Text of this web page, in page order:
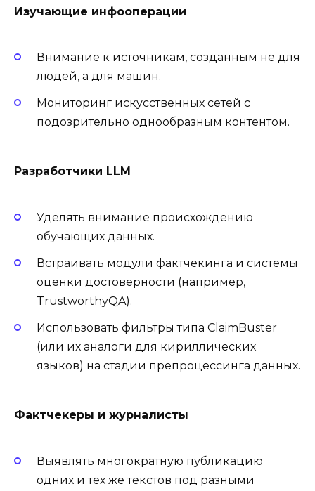
Изучающие инфооперации
Внимание к источникам, созданным не для
людей, а для машин.
Мониторинг искусственных сетей с
подозрительно однообразным контентом.
Разработчики LLM
Уделять внимание происхождению
обучающих данных.
Встраивать модули фактчекинга и системы
оценки достоверности (например,
TrustworthyQA).
Использовать фильтры типа ClaimBuster
(или их аналоги для кириллических
языков) на стадии препроцессинга данных.
Фактчекеры и журналисты
Выявлять многократную публикацию
одних и тех же текстов под разными